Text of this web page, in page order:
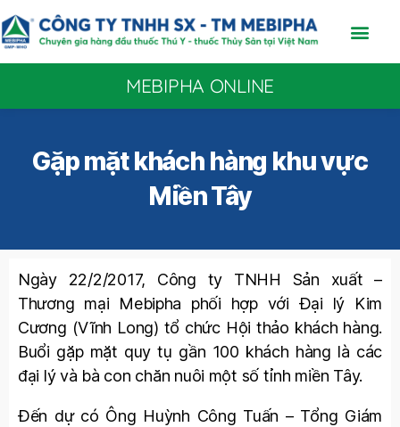
MEBIPHA ONLINE
Gặp mặt khách hàng khu vực
Miền Tây
Ngày 22/2/2017, Công ty TNHH Sản xuất –
Thương mại Mebipha phối hợp với Đại lý Kim
Cương (Vĩnh Long) tổ chức Hội thảo khách hàng.
Buổi gặp mặt quy tụ gần 100 khách hàng là các
đại lý và bà con chăn nuôi một số tỉnh miền Tây.
Đến dự có Ông Huỳnh Công Tuấn – Tổng Giám